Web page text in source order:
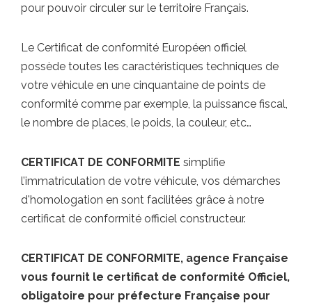
pour pouvoir circuler sur le territoire Français.
Le Certificat de conformité Européen officiel
possède toutes les caractéristiques techniques de
votre véhicule en une cinquantaine de points de
conformité comme par exemple, la puissance fiscal,
le nombre de places, le poids, la couleur, etc…
CERTIFICAT DE CONFORMITE simplifie
l’immatriculation de votre véhicule, vos démarches
d'homologation en sont facilitées grâce à notre
certificat de conformité officiel constructeur.
CERTIFICAT DE CONFORMITE, agence Française
vous fournit le certificat de conformité Officiel,
obligatoire pour préfecture Française pour